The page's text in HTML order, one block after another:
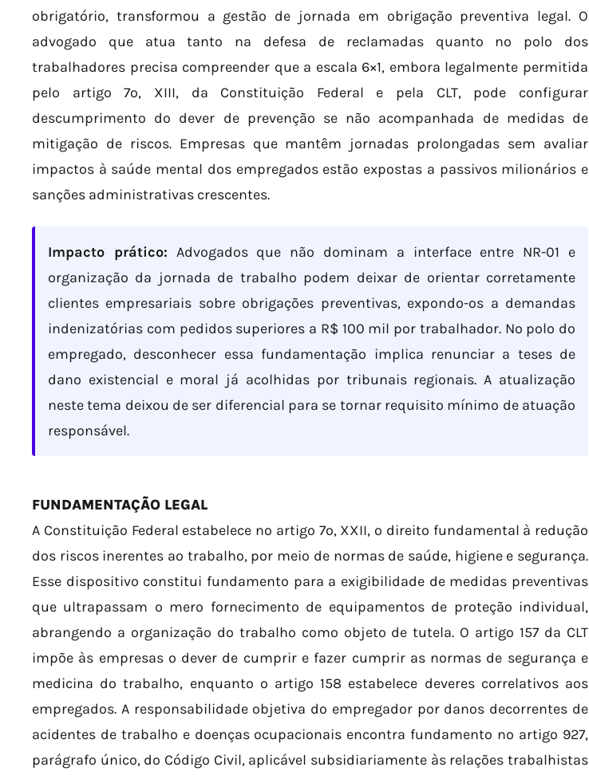
obrigatório, transformou a gestão de jornada em obrigação preventiva legal. O
advogado que atua tanto na defesa de reclamadas quanto no polo dos
trabalhadores precisa compreender que a escala 6×1, embora legalmente permitida
pelo artigo 7º, XIII, da Constituição Federal e pela CLT, pode configurar
descumprimento do dever de prevenção se não acompanhada de medidas de
mitigação de riscos. Empresas que mantêm jornadas prolongadas sem avaliar
impactos à saúde mental dos empregados estão expostas a passivos milionários e
sanções administrativas crescentes.
Impacto prático: Advogados que não dominam a interface entre NR-01 e
organização da jornada de trabalho podem deixar de orientar corretamente
clientes empresariais sobre obrigações preventivas, expondo-os a demandas
indenizatórias com pedidos superiores a R$ 100 mil por trabalhador. No polo do
empregado, desconhecer essa fundamentação implica renunciar a teses de
dano existencial e moral já acolhidas por tribunais regionais. A atualização
neste tema deixou de ser diferencial para se tornar requisito mínimo de atuação
responsável.
FUNDAMENTAÇÃO LEGAL
A Constituição Federal estabelece no artigo 7º, XXII, o direito fundamental à redução
dos riscos inerentes ao trabalho, por meio de normas de saúde, higiene e segurança.
Esse dispositivo constitui fundamento para a exigibilidade de medidas preventivas
que ultrapassam o mero fornecimento de equipamentos de proteção individual,
abrangendo a organização do trabalho como objeto de tutela. O artigo 157 da CLT
impõe às empresas o dever de cumprir e fazer cumprir as normas de segurança e
medicina do trabalho, enquanto o artigo 158 estabelece deveres correlativos aos
empregados. A responsabilidade objetiva do empregador por danos decorrentes de
acidentes de trabalho e doenças ocupacionais encontra fundamento no artigo 927,
parágrafo único, do Código Civil, aplicável subsidiariamente às relações trabalhistas